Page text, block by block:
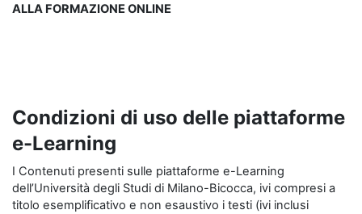
ALLA FORMAZIONE ONLINE
Condizioni di uso delle piattaforme
e-Learning
I Contenuti presenti sulle piattaforme e-Learning
dell’Università degli Studi di Milano-Bicocca, ivi compresi a
titolo esemplificativo e non esaustivo i testi (ivi inclusi